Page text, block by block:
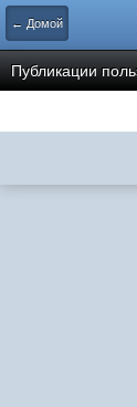
← Домой
Публикации